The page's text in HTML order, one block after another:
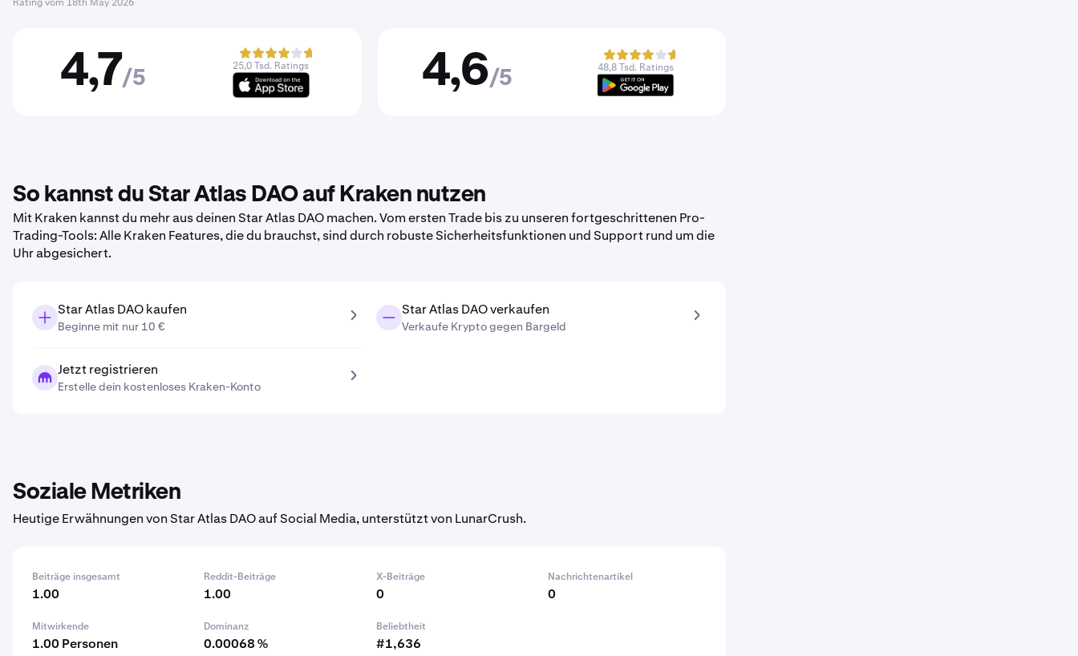
4,7/5
25,0 Tsd. Ratings 4,6/5
48,8 Tsd. Ratings
So kannst du Star Atlas DAO auf Kraken nutzen
Mit Kraken kannst du mehr aus deinen Star Atlas DAO machen. Vom ersten Trade bis zu unseren fortgeschrittenen Pro-
Trading-Tools: Alle Kraken Features, die du brauchst, sind durch robuste Sicherheitsfunktionen und Support rund um die
Uhr abgesichert.
Star Atlas DAO kaufen
Beginne mit nur 10 €
Star Atlas DAO verkaufen
Verkaufe Krypto gegen Bargeld
Jetzt registrieren
Erstelle dein kostenloses Kraken-Konto
Soziale Metriken
Heutige Erwähnungen von Star Atlas DAO auf Social Media, unterstützt von LunarCrush.
Beiträge insgesamt
1.00
Reddit-Beiträge
1.00
X-Beiträge
0
Nachrichtenartikel
0
Mitwirkende
1.00 Personen
Dominanz
0.00068 %
Beliebtheit
#1,636